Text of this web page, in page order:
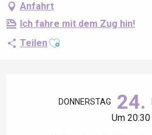
Anfahrt
Ich fahre mit dem Zug hin!
TeilenAjouter aux favoris
DONNERSTAG 24.
Um 20:30